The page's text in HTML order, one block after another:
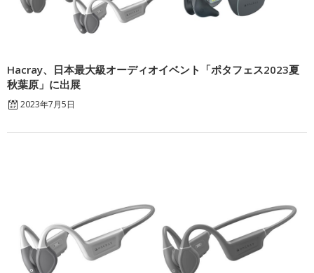
Hacray、日本最大級オーディオイベント「ポタフェス2023夏
秋葉原」に出展
2023年7月5日